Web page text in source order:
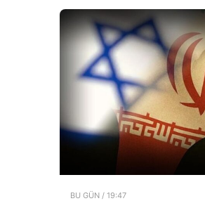
BU GÜN / 19:47